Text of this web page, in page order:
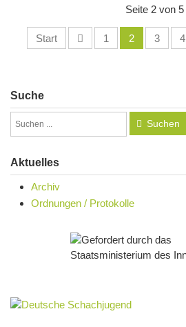
Seite 2 von 5
Start 1 2 3 4
Suche
Suchen
Aktuelles
Archiv
Ordnungen / Protokolle